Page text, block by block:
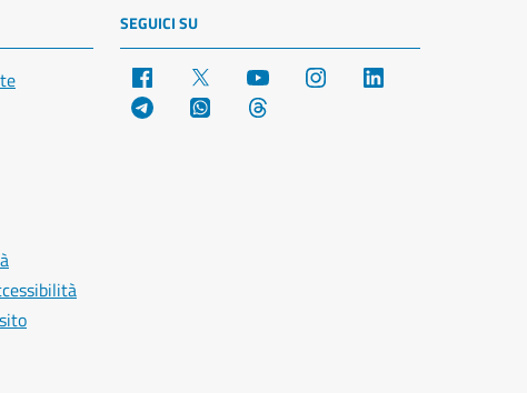
SEGUICI SU
Facebook YouTube Instagram
Telegram WhatsApp